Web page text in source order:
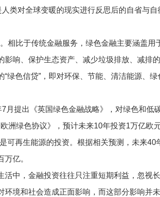
类对全球变暖的现实进行反思后的自省与
相比于传统金融服务，绿色金融主要涵盖用
响、保护生态资产、减少垃圾排放、减排
绿色信贷”，即对环保、节能、清洁能源、
月提出《英国绿色金融战略》，对绿色和低
洲绿色协议》，预计未来10年投资1万亿欧
可再生能源的投资。根据相关预测，未来40
亿。
活中，金融投资往往只注重短期利益，忽视
境和社会造成正面影响，而这部分影响并